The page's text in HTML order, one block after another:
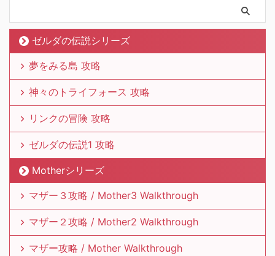
ゼルダの伝説シリーズ
夢をみる島 攻略
神々のトライフォース 攻略
リンクの冒険 攻略
ゼルダの伝説1 攻略
Motherシリーズ
マザー３攻略 / Mother3 Walkthrough
マザー２攻略 / Mother2 Walkthrough
マザー攻略 / Mother Walkthrough